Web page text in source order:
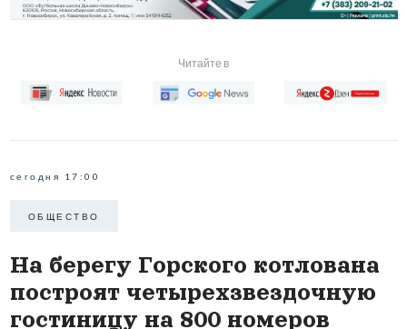
Читайте в
сегодня 17:00
ОБЩЕСТВО
На берегу Горского котлована
построят четырехзвездочную
гостиницу на 800 номеров